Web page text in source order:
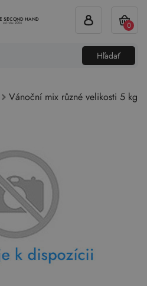
SECOND HAND
od roku 2004
Hľadať
0
Vánoční mix různé velikosti 5 kg